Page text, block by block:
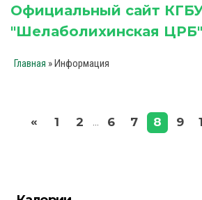
Официальный сайт
"Шелаболихинская ЦРБ"
Главная »Информация
« 1 2 ... 6 7 8 9